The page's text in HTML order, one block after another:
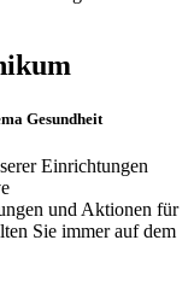
Gesundheit
Einrichtungen
und Aktionen für
Sie immer auf dem